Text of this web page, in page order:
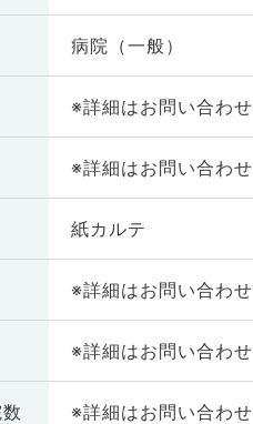
病院（一般）
※詳細はお問い合わ
※詳細はお問い合わ
紙カルテ
※詳細はお問い合わ
※詳細はお問い合わ
※詳細はお問い合わ